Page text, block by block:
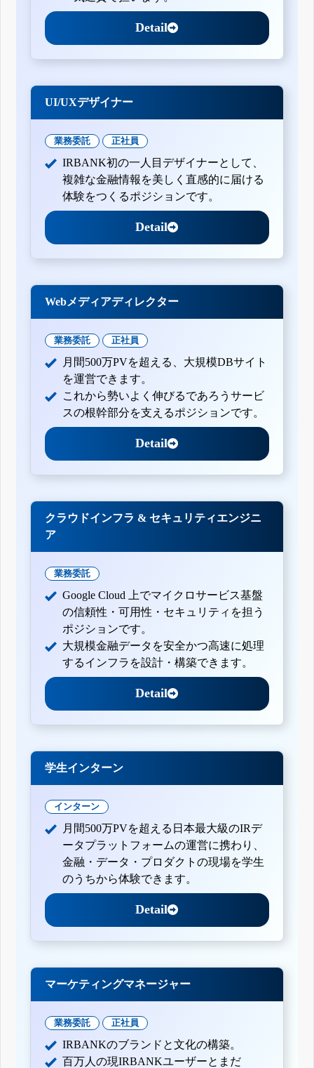
Detail
UI/UXデザイナー
業務委託 正社員
IRBANK初の一人目デザイナーとして、
複雑な金融情報を美しく直感的に届ける
体験をつくるポジションです。
Detail
Webメディアディレクター
業務委託 正社員
月間500万PVを超える、大規模DBサイト
を運営できます。
これから勢いよく伸びるであろうサービ
スの根幹部分を支えるポジションです。
Detail
クラウドインフラ & セキュリティエンジニ
ア
業務委託
Google Cloud 上でマイクロサービス基盤
の信頼性・可用性・セキュリティを担う
ポジションです。
大規模金融データを安全かつ高速に処理
するインフラを設計・構築できます。
Detail
学生インターン
インターン
月間500万PVを超える日本最大級のIRデ
ータプラットフォームの運営に携わり、
金融・データ・プロダクトの現場を学生
のうちから体験できます。
Detail
マーケティングマネージャー
業務委託 正社員
IRBANKのブランドと文化の構築。
百万人の現IRBANKユーザーとまだ